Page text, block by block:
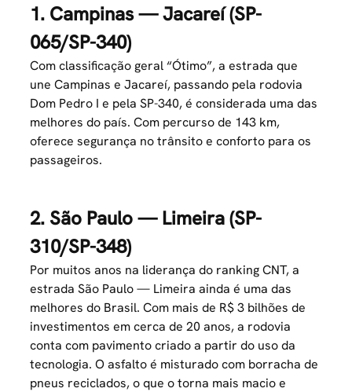
1. Campinas — Jacareí (SP-
065/SP-340)
Com classificação geral “Ótimo”, a estrada que
une Campinas e Jacareí, passando pela rodovia
Dom Pedro I e pela SP-340, é considerada uma das
melhores do país. Com percurso de 143 km,
oferecesegurança no trânsitoe conforto para os
passageiros.
2. São Paulo — Limeira (SP-
310/SP-348)
Por muitos anos na liderança do ranking CNT, a
estrada São Paulo — Limeira ainda é uma das
melhores do Brasil. Com mais de R$ 3 bilhões de
investimentos em cerca de 20 anos, a rodovia
conta com pavimento criado a partir do uso da
tecnologia. O asfalto é misturado com borracha de
pneus reciclados, o que o torna mais macio e